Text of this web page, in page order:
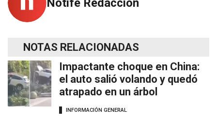
Notife Redacción
NOTAS RELACIONADAS
Impactante choque en China:
el auto salió volando y quedó
atrapado en un árbol
INFORMACIÓN GENERAL